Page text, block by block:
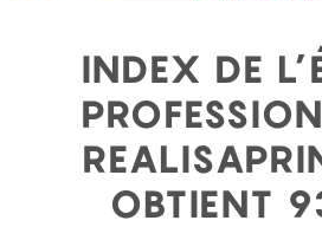
INDEX DE
OBTIENT